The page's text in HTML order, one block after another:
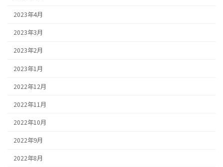
2023年4月
2023年3月
2023年2月
2023年1月
2022年12月
2022年11月
2022年10月
2022年9月
2022年8月